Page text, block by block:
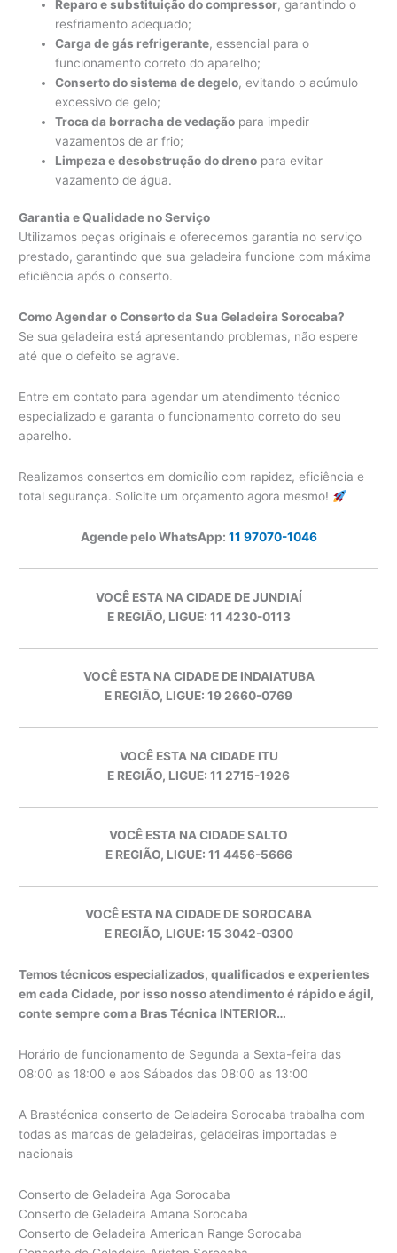
Reparo e substituição do compressor, garantindo o
resfriamento adequado;
Carga de gás refrigerante, essencial para o
funcionamento correto do aparelho;
Conserto do sistema de degelo, evitando o acúmulo
excessivo de gelo;
Troca da borracha de vedação para impedir
vazamentos de ar frio;
Limpeza e desobstrução do dreno para evitar
vazamento de água.
Garantia e Qualidade no Serviço
Utilizamos peças originais e oferecemos garantia no serviço
prestado, garantindo que sua geladeira funcione com máxima
eficiência após o conserto.
Como Agendar o Conserto da Sua Geladeira Sorocaba?
Se sua geladeira está apresentando problemas, não espere
até que o defeito se agrave.
Entre em contato para agendar um atendimento técnico
especializado e garanta o funcionamento correto do seu
aparelho.
Realizamos consertos em domicílio com rapidez, eficiência e
total segurança. Solicite um orçamento agora mesmo!
Agende pelo WhatsApp: 11 97070-1046
VOCÊ ESTA NA CIDADE DE JUNDIAÍ
E REGIÃO, LIGUE: 11 4230-0113
VOCÊ ESTA NA CIDADE DE INDAIATUBA
E REGIÃO, LIGUE: 19 2660-0769
VOCÊ ESTA NA CIDADE ITU
E REGIÃO, LIGUE: 11 2715-1926
VOCÊ ESTA NA CIDADE SALTO
E REGIÃO, LIGUE: 11 4456-5666
VOCÊ ESTA NA CIDADE DE SOROCABA
E REGIÃO, LIGUE: 15 3042-0300
Temos técnicos especializados, qualificados e experientes
em cada Cidade, por isso nosso atendimento é rápido e ágil,
conte sempre com a Bras Técnica INTERIOR…
Horário de funcionamento de Segunda a Sexta-feira das
08:00 as 18:00 e aos Sábados das 08:00 as 13:00
A Brastécnica conserto de Geladeira Sorocaba trabalha com
todas as marcas de geladeiras, geladeiras importadas e
nacionais
Conserto de Geladeira Aga Sorocaba
Conserto de Geladeira Amana Sorocaba
Conserto de Geladeira American Range Sorocaba